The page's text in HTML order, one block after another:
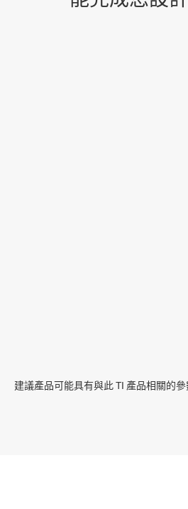
建議產品可能具有與此 TI 產品相關的參